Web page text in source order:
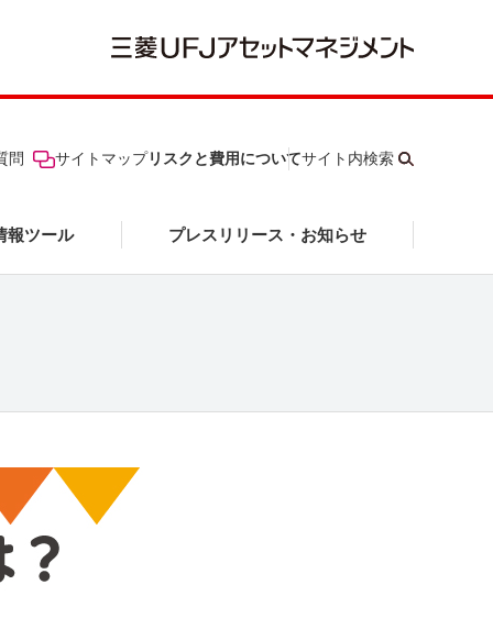
報ツール プレスリリース・お知らせ
問 サイトマップリスクと費用についてサイト内検索